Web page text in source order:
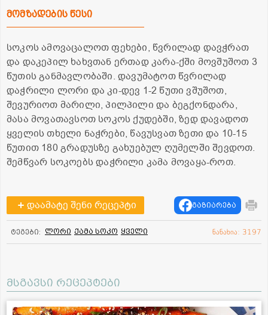
მომზადების წესი
სოკოს ამოვაცალოთ ფეხები, წვრილად დავჭრათ
და დაკეპილ ხახვთან ერთად კარა-ქში მოვშუშოთ 3
წუთის განმავლობაში. დავუმატოთ წვრილად
დაჭრილი ლორი და კი-დევ 1-2 წუთი ვშუშოთ,
შევურიოთ მარილი, პილპილი და ბეგქონდარა,
მასა მოვათავსოთ სოკოს ქუდებში, ზედ დავადოთ
ყველის თხელი ნაჭრები, წავუსვათ ზეთი და 10-15
წუთით 180 გრადუსზე გახუებულ ღუმელში შევდოთ.
შემწვარ სოკოებს დაჭრილი კამა მოვაყა-როთ.
დაამატე შენი რეცეპტი გაზიარება
ტეგები: ლორი ქამა სოკო ყველი ნანახია: 3197
მსგავსი რეცეპტები